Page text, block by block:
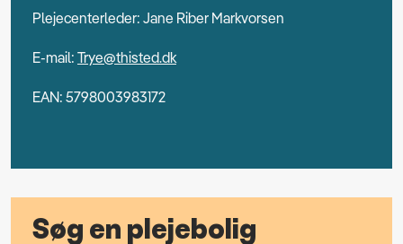
Plejecenterleder: Jane Riber Markvorsen
E-mail: Trye@thisted.dk
EAN: 5798003983172
Søg en plejebolig